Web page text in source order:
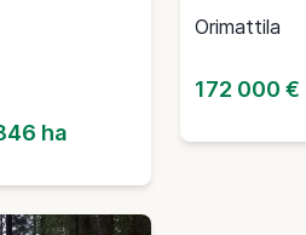
ha
Orimattila
172 000 €